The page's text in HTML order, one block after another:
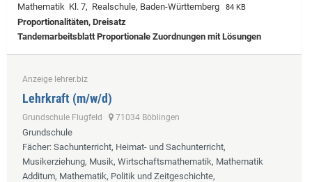
Mathematik Kl. 7, Realschule, Baden-Württemberg 84 KB
Proportionalitäten, Dreisatz
Tandemarbeitsblatt Proportionale Zuordnungen mit Lösungen
Anzeige lehrer.biz
Lehrkraft (m/w/d)
Grundschule Flugfeld 71034 Böblingen
Grundschule
Fächer: Sachunterricht, Heimat- und Sachunterricht,
Musikerziehung, Musik, Wirtschaftsmathematik, Mathematik
Additum, Mathematik, Politik und Zeitgeschichte,